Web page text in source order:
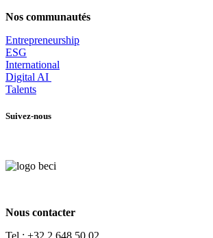
Nos communautés
Entrepreneurship
ESG
International
Digital AI
Talents
Suivez-nous
Nous contacter